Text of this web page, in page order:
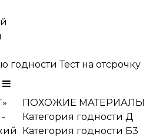
годности Тест на отсрочку
ПОХОЖИЕ МАТЕРИАЛЫ
Категория годности Д
Категория годности Б3